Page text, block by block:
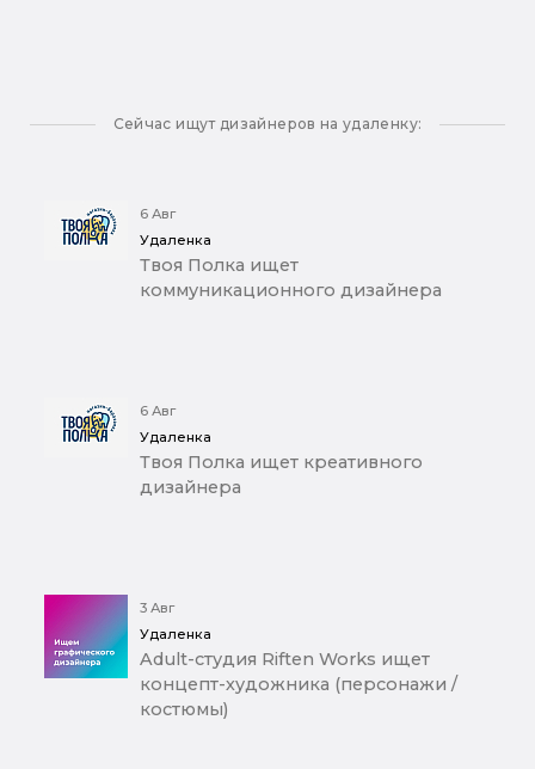
Сейчас ищут дизайнеров на удаленку:
6 Авг
Удаленка
Твоя Полка ищет
коммуникационного дизайнера
6 Авг
Удаленка
Твоя Полка ищет креативного
дизайнера
3 Авг
Удаленка
Adult-студия Riften Works ищет
концепт-художника (персонажи /
костюмы)